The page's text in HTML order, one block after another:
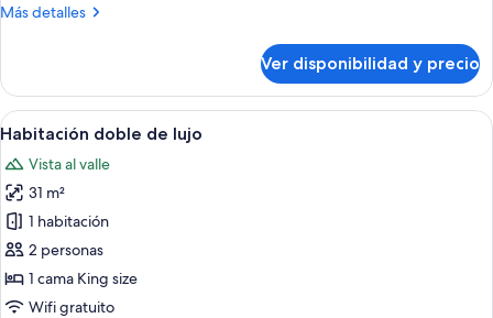
cama
Más detalles
Más
individual
estándar,
1
Queen
size
Ver disponibilidad y precio
Ver
todas
las
fotos
de
Habitación
doble
de
Habitación de hotel con una cama
4
Habitación doble de lujo
Vista al valle
31 m²
1 habitación
2 personas
1 cama King size
Wifi gratuito